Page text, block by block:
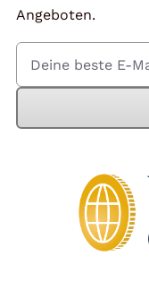
Angeboten.